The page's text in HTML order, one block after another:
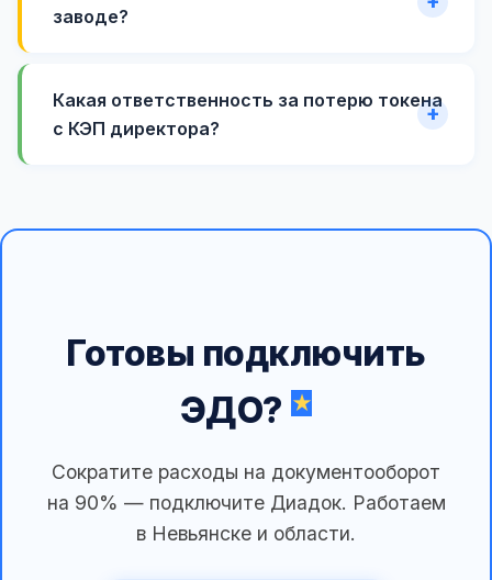
заводе?
Какая ответственность за потерю токена
с КЭП директора?
Готовы подключить
ЭДО?
Сократите расходы на документооборот
на 90% — подключите Диадок. Работаем
в Невьянске и области.